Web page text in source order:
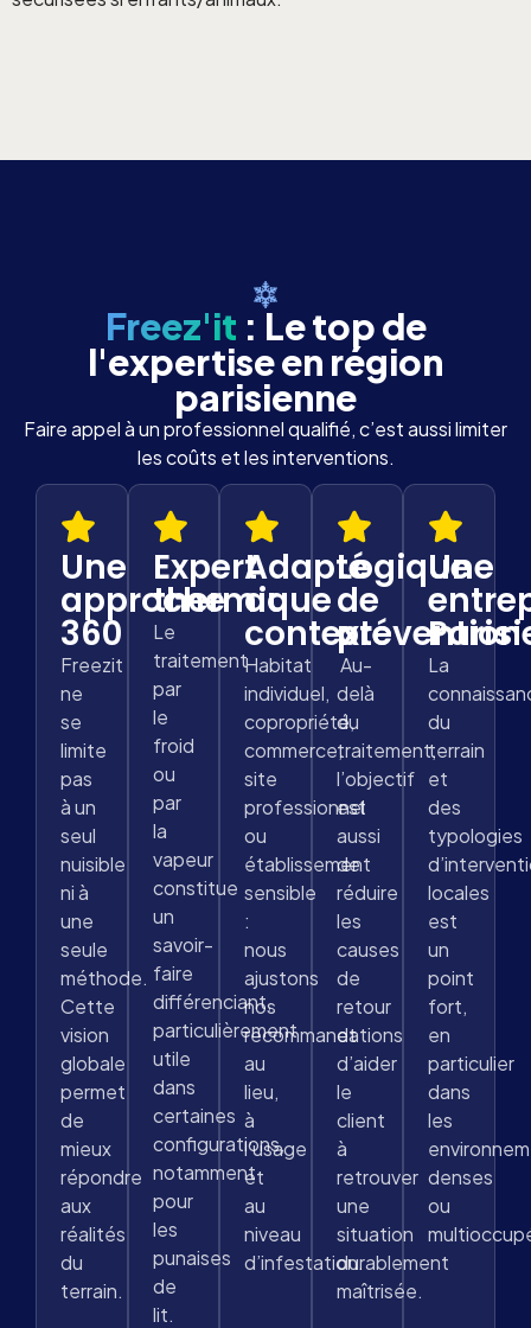
Freez'it : Le top de
l'expertise en région
parisienne
Faire appel à un professionnel qualifié, c’est aussi limiter
les coûts et les interventions.
Une
approche
360
Freezit
ne
se
limite
pas
à un
seul
nuisible
ni à
une
seule
méthode.
Cette
vision
globale
permet
de
mieux
répondre
aux
réalités
du
terrain.
Expert
thermique
Le
traitement
par
le
froid
ou
par
la
vapeur
constitue
un
savoir-
faire
différenciant,
particulièrement
utile
dans
certaines
configurations,
notamment
pour
les
punaises
de
lit.
Adapté
au
contexte
Habitat
individuel,
copropriété,
commerce,
site
professionnel
ou
établissement
sensible
:
nous
ajustons
nos
recommandations
au
lieu,
à
l’usage
et
au
niveau
d’infestation.
Logique
de
prévention
Au-
delà
du
traitement,
l’objectif
est
aussi
de
réduire
les
causes
de
retour
et
d’aider
le
client
à
retrouver
une
situation
durablement
maîtrisée.
Une
La
du
terrain
et
des
typologies
locales
est
un
point
fort,
en
particulier
dans
les
denses
ou